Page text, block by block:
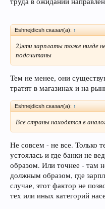
Eshnejdicsh сказал(а): ↑
2)эти зарплаты тоже нигде
подсчитаны
Тем не менее, они
тратят в магазинах и на
Eshnejdicsh сказал(а): ↑
Все страны находятся в
Не совсем - не все. Только
устоялась и где банки не
образом. Или точнее - там
должным образом, где
случае, этот фактор не
тех или иных категорий